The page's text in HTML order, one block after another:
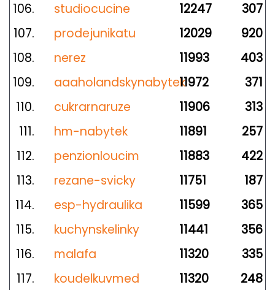
106. studiocucine 12247
307
107.
prodejunikatu 12029
920
108.
nerez 11993
403
109.
aaaholandskynabytek11972
371
110.
cukrarnaruze 11906
313
111.
hm-nabytek 11891
257
112.
penzionloucim 11883
422
113.
rezane-svicky 11751
187
114.
esp-hydraulika 11599
365
115.
kuchynskelinky 11441
356
116.
malafa 11320
335
117.
koudelkuvmed 11320
248